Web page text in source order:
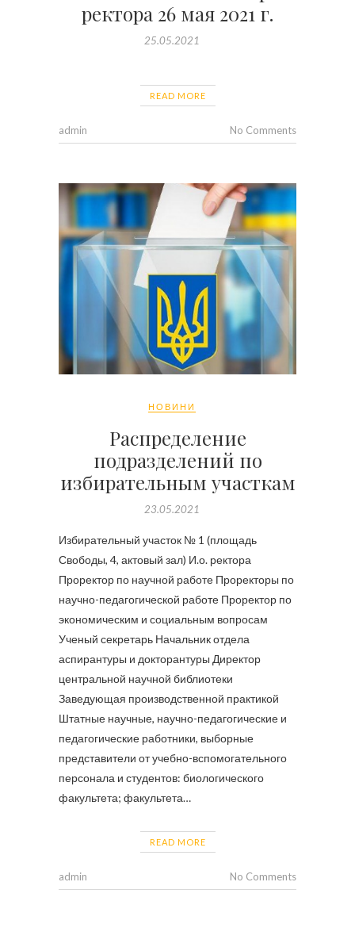
ректора 26 мая 2021 г.
25.05.2021
READ MORE
admin No Comments
НОВИНИ
Распределение
подразделений по
избирательным участкам
23.05.2021
Избирательный участок № 1 (площадь
Свободы, 4, актовый зал) И.о. ректора
Проректор по научной работе Проректоры по
научно-педагогической работе Проректор по
экономическим и социальным вопросам
Ученый секретарь Начальник отдела
аспирантуры и докторантуры Директор
центральной научной библиотеки
Заведующая производственной практикой
Штатные научные, научно-педагогические и
педагогические работники, выборные
представители от учебно-вспомогательного
персонала и студентов: биологического
факультета; факультета…
READ MORE
admin No Comments